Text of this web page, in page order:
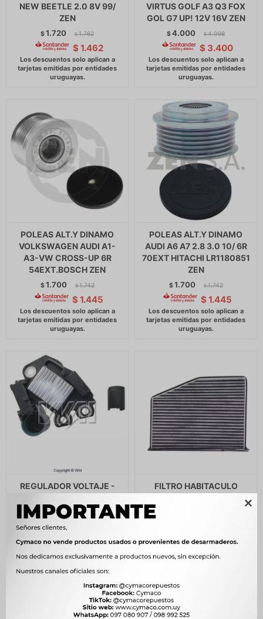

NEW BEETLE 2.0 8V 99/
ZEN
$1.720 $ 1.762
$ 1.462
VIRTUS GOLF A3 Q3 FOX
GOL G7 UP! 12V 16V ZEN
$4.000 $ 4.098
$ 3.400
POLEAS ALT.Y DINAMO
VOLKSWAGEN AUDI A1-
A3-VW CROSS-UP 6R
54EXT.BOSCH ZEN
$1.700 $ 1.742
$ 1.445
POLEAS ALT.Y DINAMO
AUDI A6 A7 2.8 3.0 10/ 6R
70EXT HITACHI LR1180851
ZEN
$1.700 $ 1.742
$ 1.445
REGULADOR VOLTAJE -
VALEO=IK.5486 TRANSPO
$1.184
$1.006
FILTRO HABITACULO
GOLF PASSAT TIGUAN AUDI